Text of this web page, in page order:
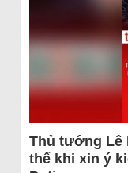
Thủ tướng Lê
thể khi xin ý